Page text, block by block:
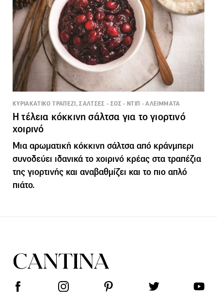
ΚΥΡΙΑΚΑΤΙΚΟ ΤΡΑΠΕΖΙ, ΣΑΛΤΣΕΣ - ΣΟΣ - ΝΤΙΠ - ΑΛΕΙΜΜΑΤΑ
Η τέλεια κόκκινη σάλτσα για το γιορτινό
χοιρινό
Μια αρωματική κόκκινη σάλτσα από κράνμπερι
συνοδεύει ιδανικά το χοιρινό κρέας στα τραπέζια
της γιορτινής και αναβαθμίζει και το πιο απλό
πιάτο.